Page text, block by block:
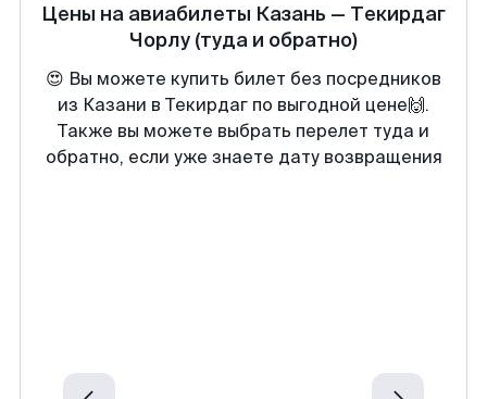
Цены на авиабилеты Казань — Текирдаг
Чорлу (туда и обратно)
😍 Вы можете купить билет без посредников
из Казани в Текирдаг по выгодной цене🙌.
Также вы можете выбрать перелет туда и
обратно, если уже знаете дату возвращения